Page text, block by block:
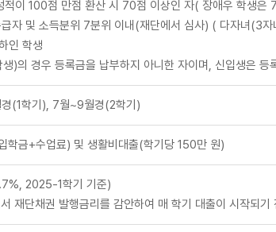
적이 100점 만점 환산 시 70점 이상인 자( 장애우 학생은
자 및 소득분위 7분위 이내(재단에서 심사) ( 다자녀(3
인 학생
)의 경우 등록금을 납부하지 아니한 자이며, 신입생은
(1학기), 7월~9월경(2학기)
학금+수업료) 및 생활비대출(학기당 150만 원)
2025-1학기 기준)
재단채권 발행금리를 감안하여 매 학기 대출이 시작되기